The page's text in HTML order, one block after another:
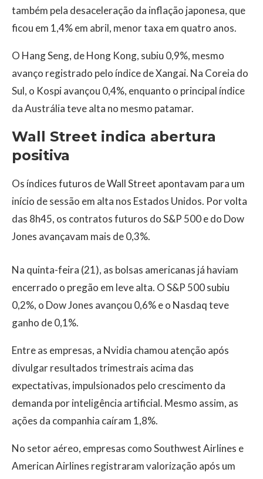
também pela desaceleração da inflação japonesa, que
ficou em 1,4% em abril, menor taxa em quatro anos.
O Hang Seng, de Hong Kong, subiu 0,9%, mesmo
avanço registrado pelo índice de Xangai. Na Coreia do
Sul, o Kospi avançou 0,4%, enquanto o principal índice
da Austrália teve alta no mesmo patamar.
Wall Street indica abertura
positiva
Os índices futuros de Wall Street apontavam para um
início de sessão em alta nos Estados Unidos. Por volta
das 8h45, os contratos futuros do S&P 500 e do Dow
Jones avançavam mais de 0,3%.
Na quinta-feira (21), as bolsas americanas já haviam
encerrado o pregão em leve alta. O S&P 500 subiu
0,2%, o Dow Jones avançou 0,6% e o Nasdaq teve
ganho de 0,1%.
Entre as empresas, a Nvidia chamou atenção após
divulgar resultados trimestrais acima das
expectativas, impulsionados pelo crescimento da
demanda por inteligência artificial. Mesmo assim, as
ações da companhia caíram 1,8%.
No setor aéreo, empresas como Southwest Airlines e
American Airlines registraram valorização após um